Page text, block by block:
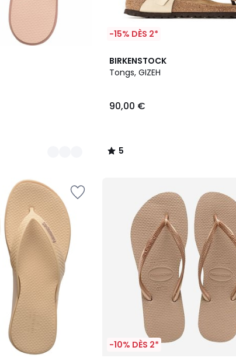
-15% DÈS 2*
BIRKENSTOCK
Tongs, GIZEH
90,00 €
5
/
5
/
-10% DÈS 2*